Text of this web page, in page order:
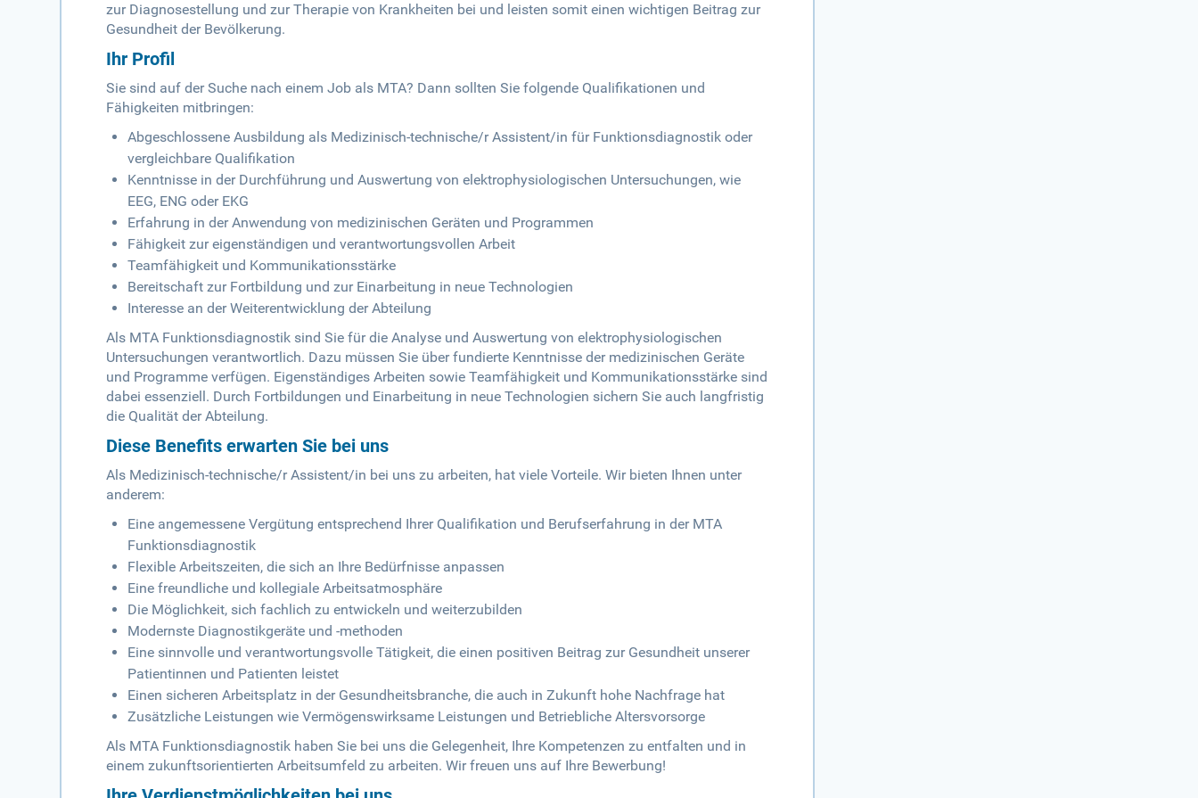
zur Diagnosestellung und zur Therapie von Krankheiten bei und leisten somit einen wichtigen Beitrag zur
Gesundheit der Bevölkerung.
Ihr Profil
Sie sind auf der Suche nach einem Job als MTA? Dann sollten Sie folgende Qualifikationen und
Fähigkeiten mitbringen:
Abgeschlossene Ausbildung als Medizinisch-technische/r Assistent/in für Funktionsdiagnostik oder
vergleichbare Qualifikation
Kenntnisse in der Durchführung und Auswertung von elektrophysiologischen Untersuchungen, wie
EEG, ENG oder EKG
Erfahrung in der Anwendung von medizinischen Geräten und Programmen
Fähigkeit zur eigenständigen und verantwortungsvollen Arbeit
Teamfähigkeit und Kommunikationsstärke
Bereitschaft zur Fortbildung und zur Einarbeitung in neue Technologien
Interesse an der Weiterentwicklung der Abteilung
Als MTA Funktionsdiagnostik sind Sie für die Analyse und Auswertung von elektrophysiologischen
Untersuchungen verantwortlich. Dazu müssen Sie über fundierte Kenntnisse der medizinischen Geräte
und Programme verfügen. Eigenständiges Arbeiten sowie Teamfähigkeit und Kommunikationsstärke sind
dabei essenziell. Durch Fortbildungen und Einarbeitung in neue Technologien sichern Sie auch langfristig
die Qualität der Abteilung.
Diese Benefits erwarten Sie bei uns
Als Medizinisch-technische/r Assistent/in bei uns zu arbeiten, hat viele Vorteile. Wir bieten Ihnen unter
anderem:
Eine angemessene Vergütung entsprechend Ihrer Qualifikation und Berufserfahrung in der MTA
Funktionsdiagnostik
Flexible Arbeitszeiten, die sich an Ihre Bedürfnisse anpassen
Eine freundliche und kollegiale Arbeitsatmosphäre
Die Möglichkeit, sich fachlich zu entwickeln und weiterzubilden
Modernste Diagnostikgeräte und -methoden
Eine sinnvolle und verantwortungsvolle Tätigkeit, die einen positiven Beitrag zur Gesundheit unserer
Patientinnen und Patienten leistet
Einen sicheren Arbeitsplatz in der Gesundheitsbranche, die auch in Zukunft hohe Nachfrage hat
Zusätzliche Leistungen wie Vermögenswirksame Leistungen und Betriebliche Altersvorsorge
Als MTA Funktionsdiagnostik haben Sie bei uns die Gelegenheit, Ihre Kompetenzen zu entfalten und in
einem zukunftsorientierten Arbeitsumfeld zu arbeiten. Wir freuen uns auf Ihre Bewerbung!